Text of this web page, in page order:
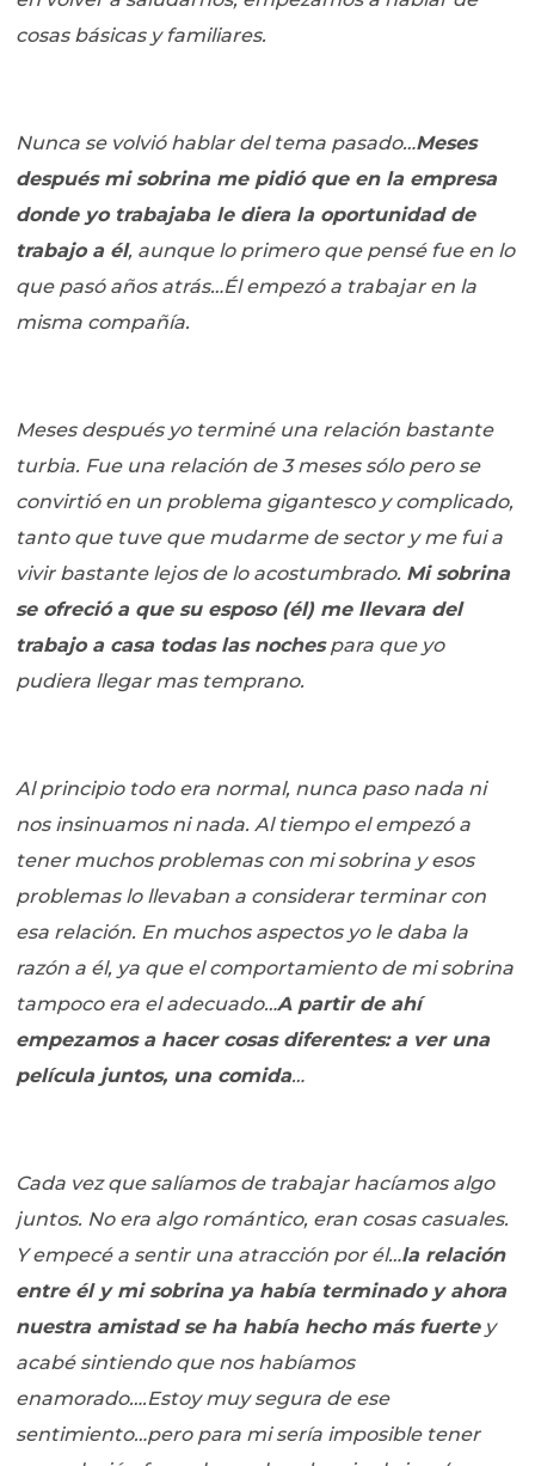
cosas básicas y familiares.
Nunca se volvió hablar del tema pasado…Meses
después mi sobrina me pidió que en la empresa
donde yo trabajaba le diera la oportunidad de
trabajo a él, aunque lo primero que pensé fue en lo
que pasó años atrás…Él empezó a trabajar en la
misma compañía.
Meses después yo terminé una relación bastante
turbia. Fue una relación de 3 meses sólo pero se
convirtió en un problema gigantesco y complicado,
tanto que tuve que mudarme de sector y me fui a
vivir bastante lejos de lo acostumbrado. Mi sobrina
se ofreció a que su esposo (él) me llevara del
trabajo a casa todas las nochespara que yo
pudiera llegar mas temprano.
Al principio todo era normal, nunca paso nada ni
nos insinuamos ni nada. Al tiempo el empezó a
tener muchos problemas con mi sobrina y esos
problemas lo llevaban a considerar terminar con
esa relación. En muchos aspectos yo le daba la
razón a él, ya que el comportamiento de mi sobrina
tampoco era el adecuado…A partir de ahí
empezamos a hacer cosas diferentes: a ver una
película juntos, una comida…
Cada vez que salíamos de trabajar hacíamos algo
juntos. No era algo romántico, eran cosas casuales.
Y empecé a sentir una atracción por él…la relación
entre él y mi sobrina ya había terminado y ahora
nuestra amistad se ha había hecho más fuertey
acabé sintiendo que nos habíamos
enamorado….Estoy muy segura de ese
sentimiento…pero para mi sería imposible tener